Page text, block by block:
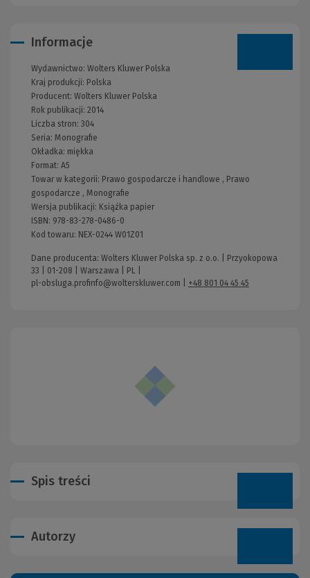
Informacje
Wydawnictwo: Wolters Kluwer Polska
Kraj produkcji: Polska
Producent: Wolters Kluwer Polska
Rok publikacji: 2014
Liczba stron: 304
Seria: Monografie
Okładka: miękka
Format: A5
Towar w kategorii: Prawo gospodarcze i handlowe , Prawo
gospodarcze , Monografie
Wersja publikacji: Książka papier
ISBN: 978-83-278-0486-0
Kod towaru: NEX-0244 W01Z01
Dane producenta: Wolters Kluwer Polska sp. z o.o. | Przyokopowa
33 | 01-208 | Warszawa | PL |
pl-obsluga.profinfo@wolterskluwer.com
+48 801 04 45 45
Spis treści
Autorzy